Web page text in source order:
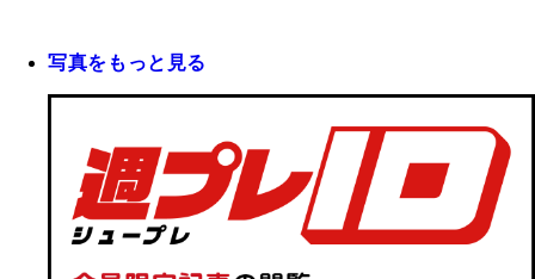
写真をもっと見る